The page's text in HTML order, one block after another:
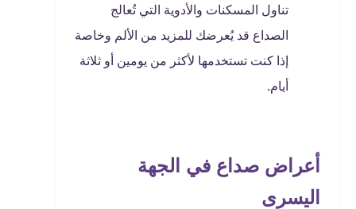
تناول المسكنات والأدوية التي تُعالج
الصداع قد يُعرضك للمزيد من الألم وخاصة
إذا كنت تستخدمها لأكثر من يومين أو ثلاثة
أيام.
أعراض صداع في الجهة
اليسرى